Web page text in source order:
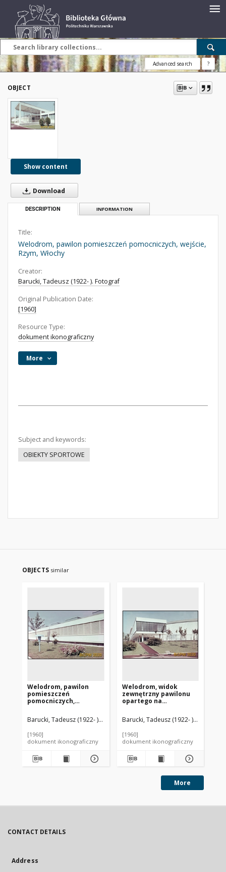
Advanced search ?
OBJECT
Show content
Download
DESCRIPTION INFORMATION
Title:
Welodrom, pawilon pomieszczeń pomocniczych, wejście,
Rzym, Włochy
Creator:
Barucki, Tadeusz (1922- ). Fotograf
Original Publication Date:
[1960]
Resource Type:
dokument ikonograficzny
More
Subject and keywords:
OBIEKTY SPORTOWE
OBJECTS similar
Welodrom, pawilon
pomieszczeń
pomocniczych,
bocznej, Rzym, Włochy
Barucki, Tadeusz (1922- ). Fotograf Ligini, Cesare (1913-1988).
[1960]
dokument ikonograficzny
Welodrom, widok
zewnętrzny pawilonu
opartego na
Włochy
Barucki, Tadeusz (1922- ). Fotograf
[1960]
dokument ikonograficzny
More
CONTACT DETAILS
Address